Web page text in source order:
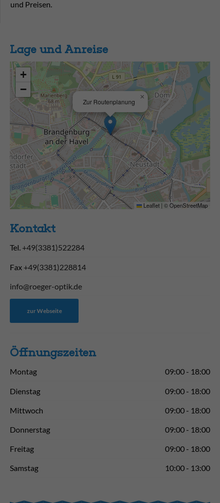
und Preisen.
Lage und Anreise
Zur Routenplanung
×
+
−
Leaflet | ©OpenStreetMap
Kontakt
Tel. +49(3381)522284
Fax +49(3381)228814
info@roeger-optik.de
zur Webseite
Öffnungs­zeiten
Montag 09:00 - 18:00
Dienstag 09:00 - 18:00
Mittwoch 09:00 - 18:00
Donnerstag 09:00 - 18:00
Freitag 09:00 - 18:00
Samstag 10:00 - 13:00